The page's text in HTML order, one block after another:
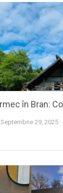
în Bran:
Septembrie 29, 2025